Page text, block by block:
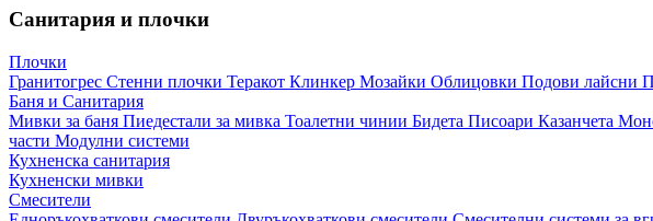
Санитария и плочки
Плочки
Гранитогрес Стенни плочки Теракот Клинкер Мозайки Облицовки Подови лайсни
Баня и Санитария
Мивки за баня Пиедестали за мивка Тоалетни чинии Бидета Писоари Казанчета
части Модулни системи
Кухненска санитария
Кухненски мивки
Смесители